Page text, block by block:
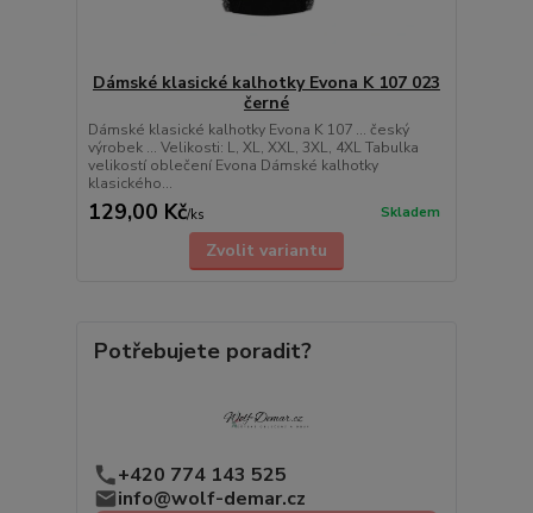
Dámské klasické kalhotky Evona K 107 023
černé
Dámské klasické kalhotky Evona K 107 ... český
výrobek ... Velikosti: L, XL, XXL, 3XL, 4XL Tabulka
velikostí oblečení Evona Dámské kalhotky
klasického...
129,00 Kč/ks Skladem
Zvolit variantu
Potřebujete poradit?
+420 774 143 525
info@wolf-demar.cz